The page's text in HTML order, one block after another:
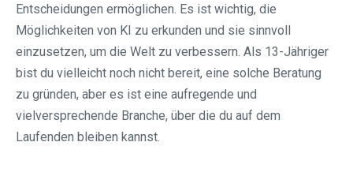
Entscheidungen ermöglichen. Es ist wichtig, die
Möglichkeiten von KI zu erkunden und sie sinnvoll
einzusetzen, um die Welt zu verbessern. Als 13-Jähriger
bist du vielleicht noch nicht bereit, eine solche Beratung
zu gründen, aber es ist eine aufregende und
vielversprechende Branche, über die du auf dem
Laufenden bleiben kannst.